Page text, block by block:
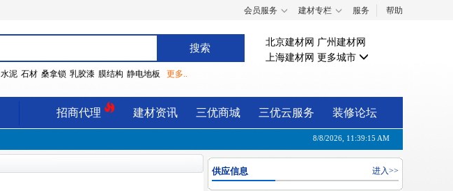
会员服务 建材专栏 服务 帮助
水泥 石材 桑拿锁 乳胶漆 膜结构 静电地板 更多..
北京建材网 广州建材网
上海建材网 更多城市
招商代理 建材资讯 三优商城 三优云服务 装修论坛
8/8/2026, 11:39:15 AM
供应信息 进入>>